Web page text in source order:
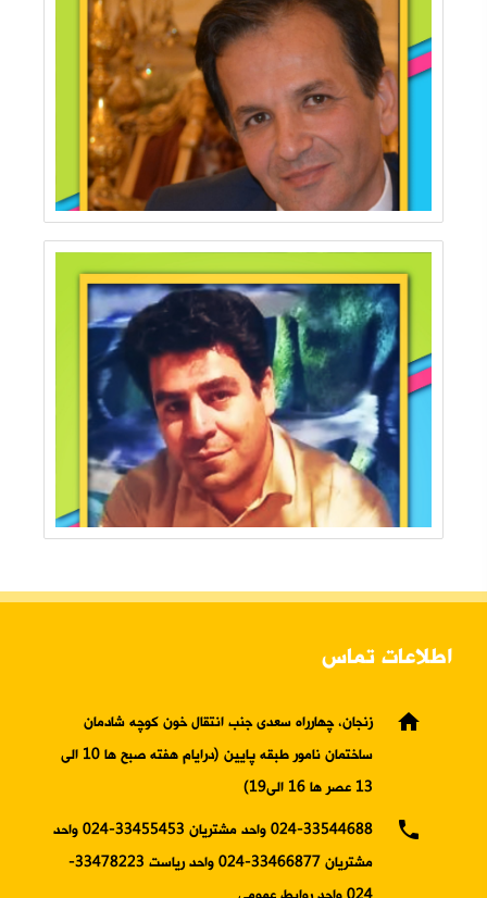
اطلاعات تماس
home
زنجان، چهارراه سعدی جنب انتقال خون کوچه شادمان
ساختمان نامور طبقه پایین (درایام هفته صبح ها 10 الی
13 عصر ها 16 الی19)
phone
024-33544688 واحد مشتریان 33455453-024 واحد
مشتریان 33466877-024 واحد ریاست 33478223-